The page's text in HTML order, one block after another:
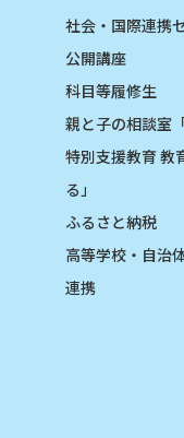
社会・国際連携
公開講座
科目等履修生
親と子の相談室
特別支援教育 教
る」
ふるさと納税
高等学校・自治
連携